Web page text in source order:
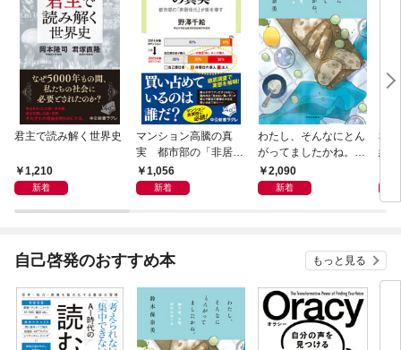
君主で読み解く世界史
1,210
新着
マンション高騰の真
実 都市部の「非居住
化」が街を壊す
1,056
新着
わたし、そんなにとん
がってましたかね。
獅子座、Ａ型、丙午は
めぐる
2,090
新着
私
紀
自己啓発のおすすめ本 もっと見る